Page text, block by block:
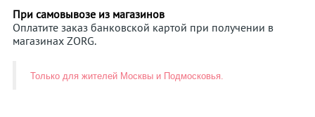
При самовывозе из магазинов
Оплатите заказ банковской картой при получении в
магазинах ZORG.
Только для жителей Москвы и Подмосковья.